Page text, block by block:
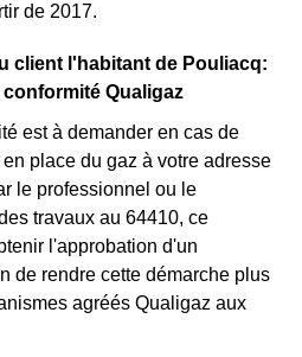
de 2017.
client l'habitant de Pouliacq:
Qualigaz
est à demander en cas de
place du gaz à votre adresse
le professionnel ou le
travaux au 64410, ce
l'approbation d'un
de rendre cette démarche plus
agréés Qualigaz aux